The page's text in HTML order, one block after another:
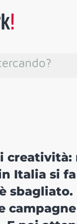
creatività:
Italia si